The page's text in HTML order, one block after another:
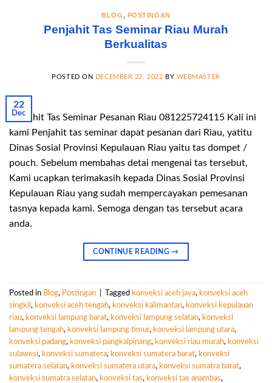
BLOG, POSTINGAN
Penjahit Tas Seminar Riau Murah
Berkualitas
POSTED ON DECEMBER 22, 2022 BY WEBMASTER
22
Dec
Penjahit Tas Seminar Pesanan Riau 081225724115 Kali ini
kami Penjahit tas seminar dapat pesanan dari Riau, yatitu
Dinas Sosial Provinsi Kepulauan Riau yaitu tas dompet /
pouch. Sebelum membahas detai mengenai tas tersebut,
Kami ucapkan terimakasih kepada Dinas Sosial Provinsi
Kepulauan Riau yang sudah mempercayakan pemesanan
tasnya kepada kami. Semoga dengan tas tersebut acara
anda.
CONTINUE READING→
Posted in Blog, Postingan Tagged konveksi aceh jaya, konveksi aceh
singkil , konveksi aceh tengah, konveksi kalimantan, konveksi kepulauan
riau, konveksi lampung barat, konveksi lampung selatan, konveksi
lampung tengah, konveksi lampung timur, konveksi lampung utara,
konveksi padang, konveksi pangkalpinang, konveksi riau murah, konveksi
sulawesi, konveksi sumatera, konveksi sumatera barat, konveksi
sumatera selatan, konveksi sumatera utara, konveksi sumatra barat,
konveksi sumatra selatan, konveksi tas, konveksi tas anambas,